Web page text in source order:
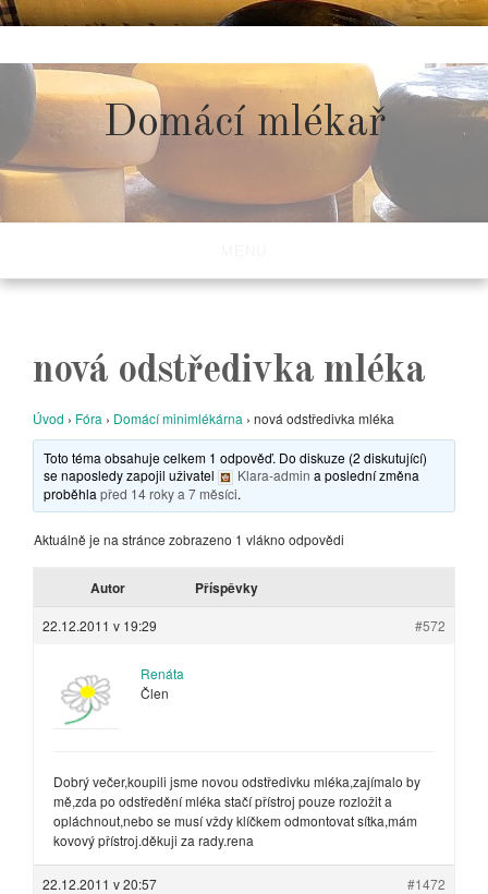
to
content
Domácí mlékař
nová odstředivka mléka
Úvod › Fóra › Domácí minimlékárna › nová odstředivka mléka
Toto téma obsahuje celkem 1 odpověď. Do diskuze (2 diskutující)
se naposledy zapojil uživatel
Klara-admin a poslední změna
proběhlapřed 14 roky a 7 měsíci.
Aktuálně je na stránce zobrazeno 1 vlákno odpovědi
Autor Příspěvky
22.12.2011 v 19:29 #572
Renáta
Člen
Dobrý večer,koupili jsme novou odstředivku mléka,zajímalo by
mě,zda po odstředění mléka stačí přístroj pouze rozložit a
opláchnout,nebo se musí vždy klíčkem odmontovat sítka,mám
kovový přístroj.děkuji za rady.rena
22.12.2011 v 20:57 #1472